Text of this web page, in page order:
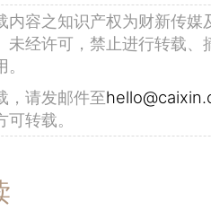
内容之知识产权为财新传媒
未经许可，禁止进行转载、
，请发邮件至
转载。